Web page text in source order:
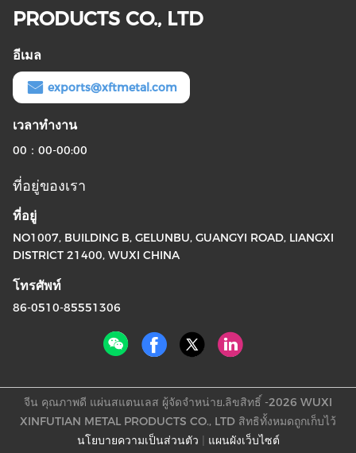
PRODUCTS CO., LTD
อีเมล
exports@xftmetal.com
เวลาทํางาน
00：00-00:00
ที่อยู่ของเรา
ที่อยู่
NO1007, BUILDING B, GELUNBU, GUANGYI ROAD, LIANGXI
DISTRICT 21400, WUXI CHINA
โทรศัพท์
86-0510-85551306
นโยบายความเป็นส่วนตัว | แผนผังเว็บไซต์
จีน คุณภาพดี แผ่นสแตนเลส ผู้จัดจําหน่าย.ลิขสิทธิ์ -2026 WUXI
XINFUTIAN METAL PRODUCTS CO., LTD สิทธิทั้งหมดถูกเก็บไว้